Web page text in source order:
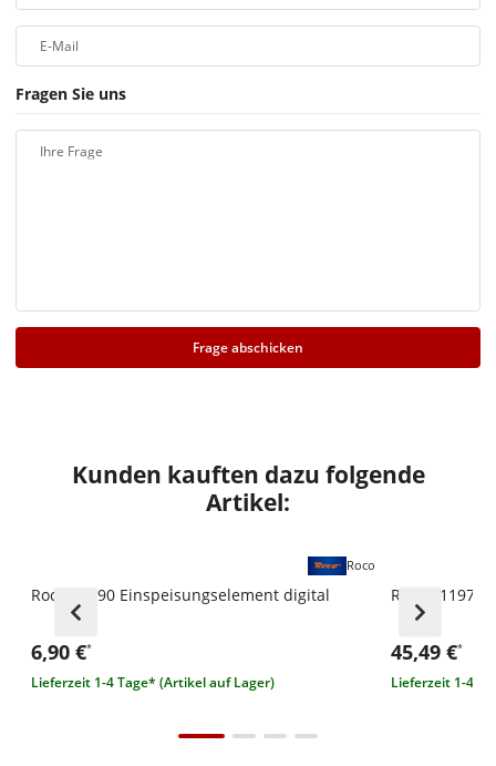
E-Mail
Fragen Sie uns
Ihre Frage
Frage abschicken
Kunden kauften dazu folgende
Artikel:
Roco 61190 Einspeisungselement digital
6,90 €*
Lieferzeit 1-4 Tage* (Artikel auf Lager)
Roco
Roco 61197
45,49 €*
Lieferzeit 1-4